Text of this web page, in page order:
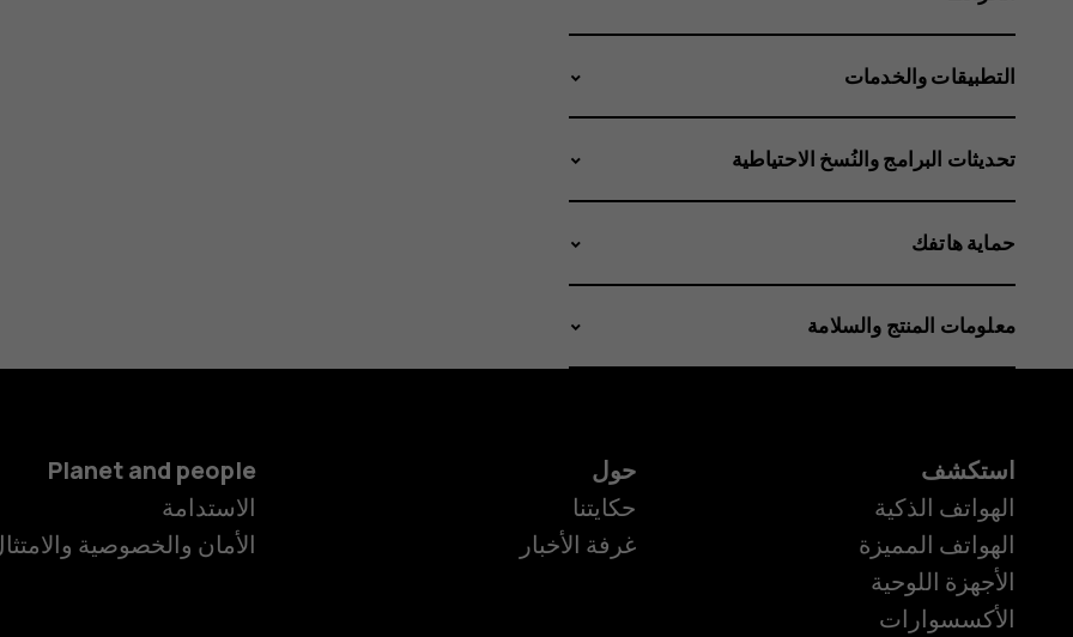
الهواتف الذكية
التطبيقات والخدمات
تحديثات البرامج والنُسخ الاحتياطية
حماية هاتفك
معلومات المنتج والسلامة
استكشف
الهواتف الذكية
الهواتف المميزة
الأجهزة اللوحية
الأكسسوارات
حول
حكايتنا
غرفة الأخبار
Planet and people
الاستدامة
الأمان والخصوصية